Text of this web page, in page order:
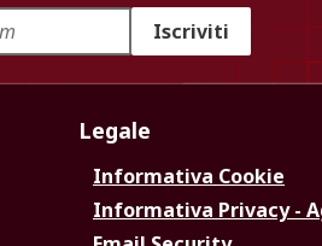
Iscriviti
Legale
Informativa Cookie
Informativa Privacy -